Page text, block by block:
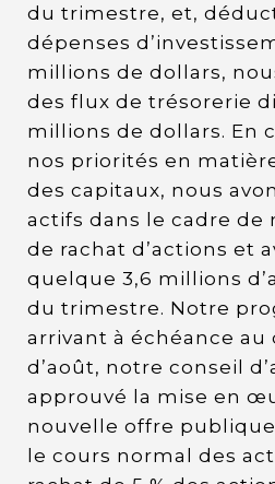
du trimestre, et,
dépenses
millions de dollars,
des flux de trésorerie
millions de dollars. En
nos priorités en
des capitaux, nous
actifs dans le cadre de
de rachat d’actions et
quelque 3,6 millions
du trimestre. Notre
arrivant à échéance
d’août, notre conseil
approuvé la mise en
nouvelle offre
le cours normal des